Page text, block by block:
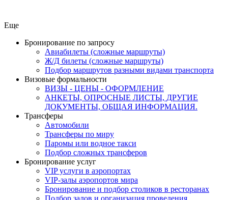
Еще
Бронирование по запросу
Авиабилеты (сложные маршруты)
Ж/Д билеты (сложные маршруты)
Подбор маршрутов разными видами транспорта
Визовые формальности
ВИЗЫ - ЦЕНЫ - ОФОРМЛЕНИЕ
АНКЕТЫ, ОПРОСНЫЕ ЛИСТЫ, ДРУГИЕ
ДОКУМЕНТЫ, ОБЩАЯ ИНФОРМАЦИЯ.
Трансферы
Автомобили
Трансферы по миру
Паромы или водное такси
Подбор сложных трансферов
Бронирование услуг
VIP услуги в аэропортах
VIP-залы аэропортов мира
Бронирование и подбор столиков в ресторанах
Подбор залов и организация проведения